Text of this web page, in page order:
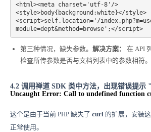
<html><meta charset='utf-8'/>
<style>body{background:white}</style>
<script>self.location='/
module=dept&method=browse';</script>
第三种情况，缺失参数。 解决方案： 在 API
检查所传参数是否与文档列表中的参数相符。
4.2 调用禅道 SDK 类中方法，出现错误提示 "
Uncaught Error: Call to undefined function
这个是由于当前 PHP 缺失了 curl 的扩展，安装
正常使用。